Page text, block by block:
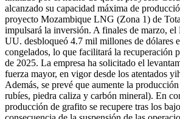
alcanzado su capacidad máxima de
proyecto Mozambique LNG (Zona 1) de
impulsará la inversión. A finales de marzo,
UU. desbloqueó 4.7 mil millones de dólares
congelados, lo que facilitará la recuperación
de 2025. La empresa ha solicitado el
fuerza mayor, en vigor desde los atentados
Además, se prevé que aumente la
rubíes, piedra caliza y carbón mineral). En
producción de grafito se recupere tras los